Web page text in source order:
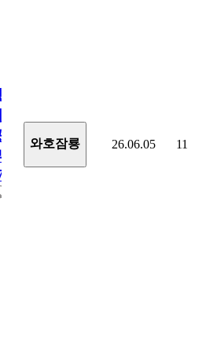
와호잠룡 26.06.05 11